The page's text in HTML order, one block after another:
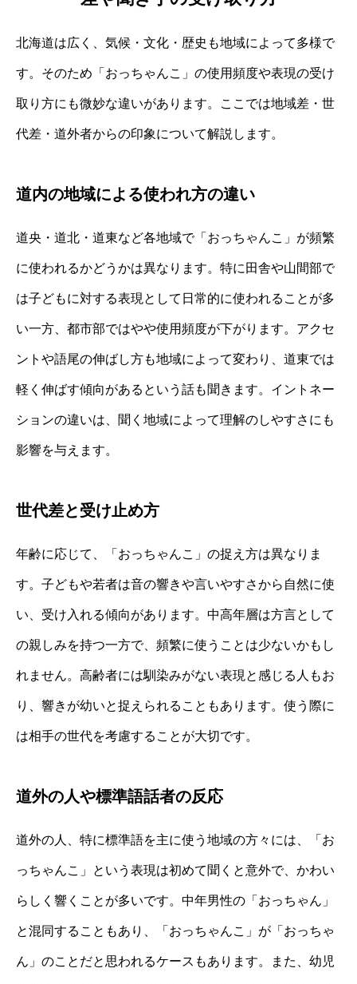
北海道は広く、気候・文化・歴史も地域によって多様で
す。そのため「おっちゃんこ」の使用頻度や表現の受け
取り方にも微妙な違いがあります。ここでは地域差・世
代差・道外者からの印象について解説します。
道内の地域による使われ方の違い
道央・道北・道東など各地域で「おっちゃんこ」が頻繁
に使われるかどうかは異なります。特に田舎や山間部で
は子どもに対する表現として日常的に使われることが多
い一方、都市部ではやや使用頻度が下がります。アクセ
ントや語尾の伸ばし方も地域によって変わり、道東では
軽く伸ばす傾向があるという話も聞きます。イントネー
ションの違いは、聞く地域によって理解のしやすさにも
影響を与えます。
世代差と受け止め方
年齢に応じて、「おっちゃんこ」の捉え方は異なりま
す。子どもや若者は音の響きや言いやすさから自然に使
い、受け入れる傾向があります。中高年層は方言として
の親しみを持つ一方で、頻繁に使うことは少ないかもし
れません。高齢者には馴染みがない表現と感じる人もお
り、響きが幼いと捉えられることもあります。使う際に
は相手の世代を考慮することが大切です。
道外の人や標準語話者の反応
道外の人、特に標準語を主に使う地域の方々には、「お
っちゃんこ」という表現は初めて聞くと意外で、かわい
らしく響くことが多いです。中年男性の「おっちゃん」
と混同することもあり、「おっちゃんこ」が「おっちゃ
ん」のことだと思われるケースもあります。また、幼児